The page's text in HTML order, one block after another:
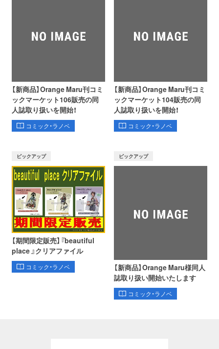
【新商品】Orange Maru刊コミ
ックマーケット106販売の同
人誌取り扱いを開始！
コミック・ラノベ
【新商品】Orange Maru刊コミ
ックマーケット104販売の同
人誌取り扱いを開始！
コミック・ラノベ
ピックアップ
【期間限定販売】『beautiful
place 』クリアファイル
コミック・ラノベ
ピックアップ
【新商品】Orange Maru様同人
誌取り扱い開始いたします
コミック・ラノベ